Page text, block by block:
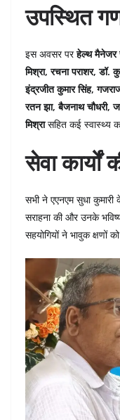
उपस्थित
इस अवसर परहेल्थ मैनेजर
मिश्रा, रचना पराशर, डॉ.
इंद्रजीत कुमार सिंह,
रतन झा, बैजनाथ चौधरी,
मिश्रासहित कई स्वास्थ्य
सेवा कार्यों
सभी ने एएनएम सुधा कुमारी
सराहना की और उनके
सहयोगियों ने भावुक क्षणों